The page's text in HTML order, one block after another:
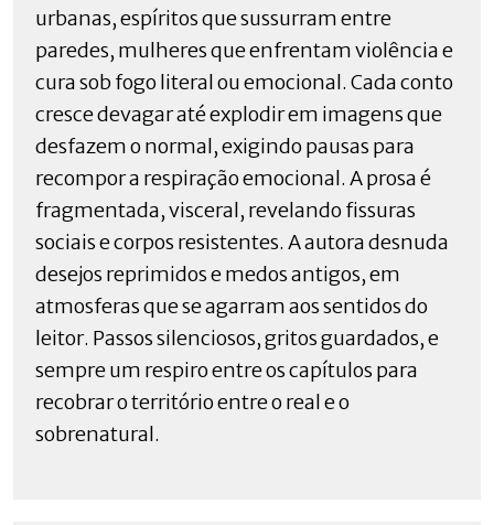
urbanas, espíritos que sussurram entre
paredes, mulheres que enfrentam violência e
cura sob fogo literal ou emocional. Cada conto
cresce devagar até explodir em imagens que
desfazem o normal, exigindo pausas para
recompor a respiração emocional. A prosa é
fragmentada, visceral, revelando fissuras
sociais e corpos resistentes. A autora desnuda
desejos reprimidos e medos antigos, em
atmosferas que se agarram aos sentidos do
leitor. Passos silenciosos, gritos guardados, e
sempre um respiro entre os capítulos para
recobrar o território entre o real e o
sobrenatural.